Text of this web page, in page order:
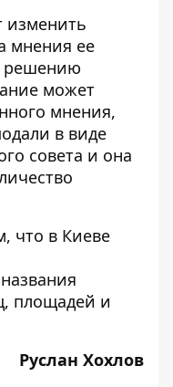
изменить
мнения ее
решению
может
мнения,
в виде
совета и она
что в Киеве
площадей и
Руслан Хохлов